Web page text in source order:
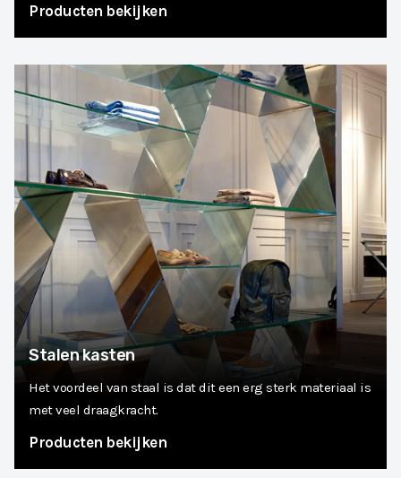
Producten bekijken
Stalen kasten
Het voordeel van staal is dat dit een erg sterk materiaal is
met veel draagkracht.
Producten bekijken